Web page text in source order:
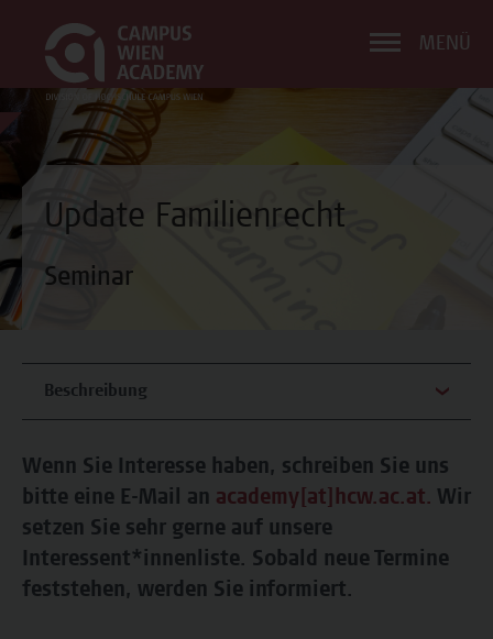
MENÜ
Update Familienrecht
Seminar
Beschreibung
Wenn Sie Interesse haben, schreiben Sie uns
bitte eine E-Mail an academy[at]hcw.ac.at. Wir
setzen Sie sehr gerne auf unsere
Interessent*innenliste. Sobald neue Termine
feststehen, werden Sie informiert.